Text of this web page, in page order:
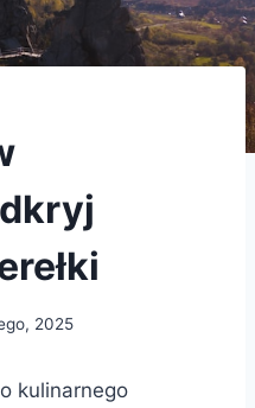
2025
kulinarnego